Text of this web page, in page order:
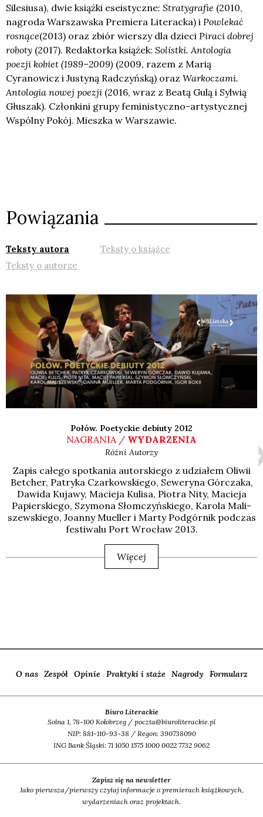
Silesiusa), dwie książki eseistyczne: Stratygrafie (2010,
nagroda Warszawska Premiera Literacka) i Powlekać
rosnące(2013) oraz zbiór wierszy dla dzieci Piraci dobrej
roboty (2017). Redaktorka książek: Solistki. Antologia
poezji kobiet (1989–2009) (2009, razem z Marią
Cyranowicz i Justyną Radczyńską) oraz Warkoczami.
Antologia nowej poezji (2016, wraz z Beatą Gulą i Sylwią
Głuszak). Członkini grupy feministyczno-artystycznej
Wspólny Pokój. Mieszka w Warszawie.
Powiązania
Teksty autora
Teksty o książce
Teksty o autorze
Połów. Poetyckie debiuty 2012
NAGRANIA / WYDARZENIA
Różni Autorzy
Zapis całe­go spo­tka­nia autor­skie­go z udzia­łem Oli­wii
Bet­cher, Patry­ka Czar­kow­skie­go, Sewe­ry­na Gór­cza­ka,
Dawi­da Kuja­wy, Macie­ja Kuli­sa, Pio­tra Nity, Macie­ja
Papier­skie­go, Szy­mo­na Słom­czyń­skie­go, Karo­la Mali­
szew­skie­go, Joan­ny Muel­ler i Mar­ty Pod­gór­nik pod­czas
festi­wa­lu Port Wro­cław 2013.
Więcej
O nas Zespół Opinie Praktyki i staże Nagrody Formularz
Biuro Literackie
Solna 1, 78-100 Kołobrzeg / poczta@biuroliterackie.pl
NIP: 881-110-93-38 / Regon: 390738090
ING Bank Śląski: 71 1050 1575 1000 0022 7732 9062
Zapisz się na newsletter
Jako pierwsza/pierwszy czytaj informacje o premierach książkowych,
wydarzeniach oraz projektach.